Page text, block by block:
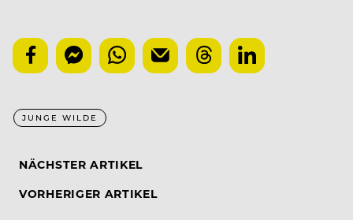
JUNGE WILDE
NÄCHSTER ARTIKEL
VORHERIGER ARTIKEL